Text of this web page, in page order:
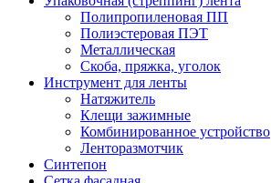
Полипропиленовая ПП
Полиэстеровая ПЭТ
Металлическая
Скоба, пряжка, уголок
Инструмент для ленты
Натяжитель
Клещи зажимные
Комбинированное устройство
Ленторазмотчик
Синтепон